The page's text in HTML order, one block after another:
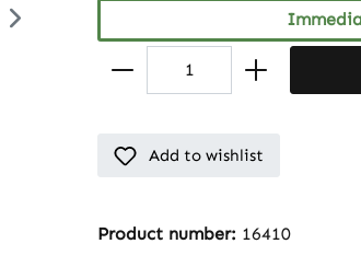
Add to wishlist
Product number: 16410